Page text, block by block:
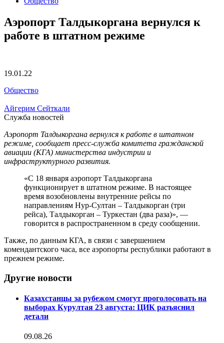
Аэропорт Талдыкоргана вернулся к
работе в штатном режиме
19.01.22
Общество
Айгерим Сейткали
Служба новостей
Аэропорт Талдыкоргана вернулся к работе в штатном
режиме, сообщает пресс-служба комитета гражданской
авиации (КГА) министерства индустрии и
инфраструктурного развития.
«С 18 января аэропорт Талдыкоргана
функционирует в штатном режиме. В настоящее
время возобновлены внутренние рейсы по
направлениям Нур-Султан – Талдыкорган (три
рейса), Талдыкорган – Туркестан (два раза)», —
говорится в распространенном в среду сообщении.
Также, по данным КГА, в связи с завершением
комендантского часа, все аэропорты республики работают в
прежнем режиме.
Другие новости
Казахстанцы за рубежом смогут проголосовать на
выборах Курултая 23 августа: ЦИК разъяснил
детали
09.08.26